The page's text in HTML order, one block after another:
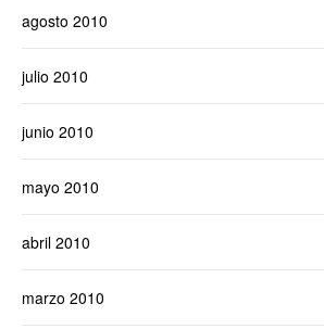
agosto 2010
julio 2010
junio 2010
mayo 2010
abril 2010
marzo 2010